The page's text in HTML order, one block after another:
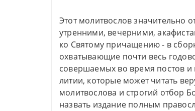
Этот молитвослов значительно
утренними, вечерними,
ко Святому причащению - в
охватывающие почти весь
совершаемых во время постов и
литии, которые может читать
молитвослова и строгий отбор
назвать издание полным